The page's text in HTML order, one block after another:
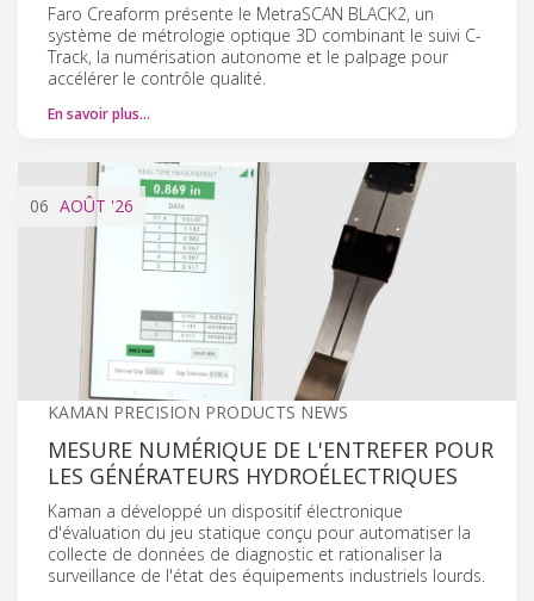
Faro Creaform présente le MetraSCAN BLACK2, un
système de métrologie optique 3D combinant le suivi C-
Track, la numérisation autonome et le palpage pour
accélérer le contrôle qualité.
En savoir plus…
06 AOÛT '26
KAMAN PRECISION PRODUCTS NEWS
MESURE NUMÉRIQUE DE L'ENTREFER POUR
LES GÉNÉRATEURS HYDROÉLECTRIQUES
Kaman a développé un dispositif électronique
d'évaluation du jeu statique conçu pour automatiser la
collecte de données de diagnostic et rationaliser la
surveillance de l'état des équipements industriels lourds.